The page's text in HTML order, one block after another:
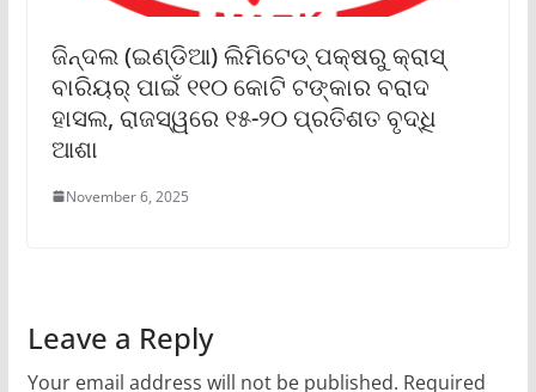
ଜିନ୍ଦଲ (ଇଣ୍ଡିଆ) ଲିମିଟେଡ୍ ପକ୍ଷରୁ କ୍ରାସ୍
ବାରିୟର୍ ପାଇଁ ୧୧୦ କୋଟି ଟଙ୍କାର ବରାଦ
ହାସଲ, ରାଜସ୍ୱରେ ୧୫-୨୦ ପ୍ରତିଶତ ବୃଦ୍ଧି
ଆଶା
November 6, 2025
Leave a Reply
Your email address will not be published. Required